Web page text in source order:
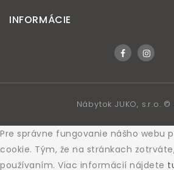
INFORMÁCIE
Nábytok JUKO, s.r.o. ©
Pre správne fungovanie nášho webu
cookie. Tým, že na stránkach
používaním. Viac informácií nájdete